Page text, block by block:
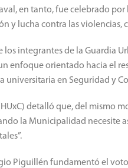
en tanto, fue celebrado
y lucha contra las violencias,
los integrantes de la Guardia
enfoque orientado hacia el
universitaria en Seguridad y
detalló que, del mismo
la Municipalidad necesite
Piguillén fundamentó el